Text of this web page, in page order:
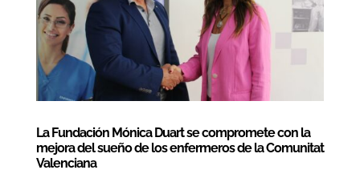
La Fundación Mónica Duart se compromete con la
mejora del sueño de los enfermeros de la Comunitat
Valenciana